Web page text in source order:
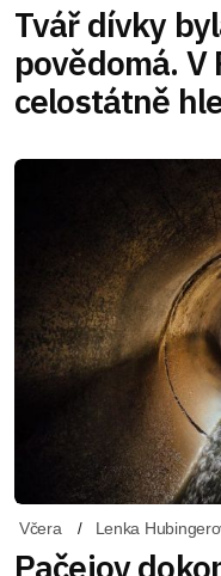
Tvář dívky
povědomá. V
celostátně
Včera Lenka
Pačejov